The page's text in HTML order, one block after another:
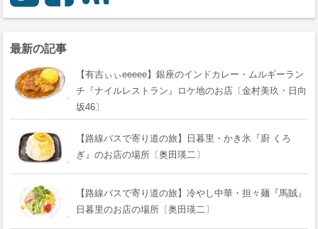
最新の記事
【有吉ぃぃeeeee】銀座のインドカレー・ムルギーラン
チ『ナイルレストラン』ロケ地のお店〔金村美玖・日向
坂46〕
【路線バスで寄り道の旅】日暮里・かき氷『廚 くろ
ぎ』のお店の場所〔奥田瑛二〕
【路線バスで寄り道の旅】冷やし中華・担々麺『馬賊』
日暮里のお店の場所〔奥田瑛二〕